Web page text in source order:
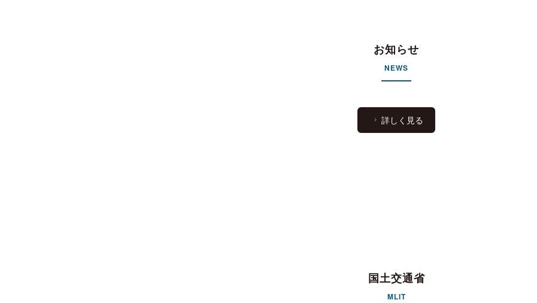
お知らせ
NEWS
詳しく見る
国土交通省
MLIT